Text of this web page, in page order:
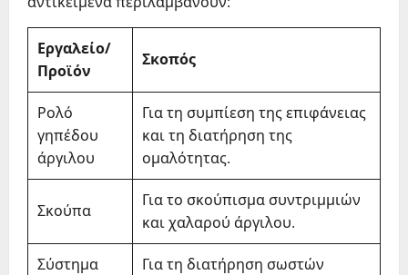
Εργαλείο/
Προϊόν
Σκοπός
Ρολό
γηπέδου
άργιλου
Για τη συμπίεση της επιφάνειας
και τη διατήρηση της
ομαλότητας.
Σκούπα
Για το σκούπισμα συντριμμιών
και χαλαρού άργιλου.
Σύστημα
Για τη διατήρηση σωστών